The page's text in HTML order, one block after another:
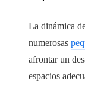
La dinámica
numerosas
afrontar un
espacios